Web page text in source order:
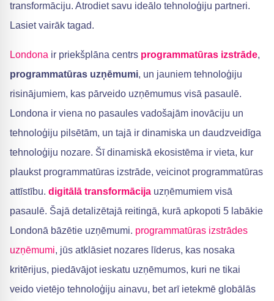
transformāciju. Atrodiet savu ideālo tehnoloģiju partneri.
Lasiet vairāk tagad.
Londona ir priekšplāna centrs programmatūras izstrāde,
programmatūras uzņēmumi, un jauniem tehnoloģiju
risinājumiem, kas pārveido uzņēmumus visā pasaulē.
Londona ir viena no pasaules vadošajām inovāciju un
tehnoloģiju pilsētām, un tajā ir dinamiska un daudzveidīga
tehnoloģiju nozare. Šī dinamiskā ekosistēma ir vieta, kur
plaukst programmatūras izstrāde, veicinot programmatūras
attīstību. digitālā transformācija uzņēmumiem visā
pasaulē. Šajā detalizētajā reitingā, kurā apkopoti 5 labākie
Londonā bāzētie uzņēmumi. programmatūras izstrādes
uzņēmumi, jūs atklāsiet nozares līderus, kas nosaka
kritērijus, piedāvājot ieskatu uzņēmumos, kuri ne tikai
veido vietējo tehnoloģiju ainavu, bet arī ietekmē globālās